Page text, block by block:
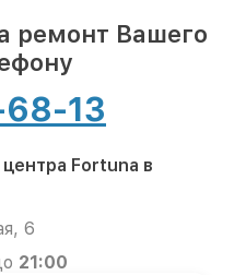
ремонт Вашего
13
Fortuna в
6
21:00